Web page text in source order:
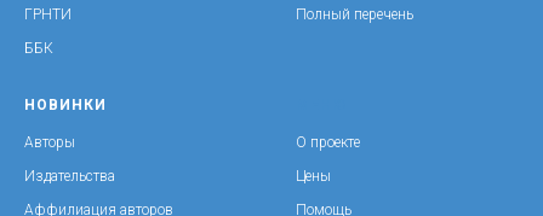
ГРНТИ
ББК
Полный перечень
НОВИНКИ
Авторы
Издательства
Аффилиация авторов
О проекте
Цены
Помощь